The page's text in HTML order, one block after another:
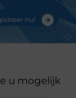
nu!
u mogelijk